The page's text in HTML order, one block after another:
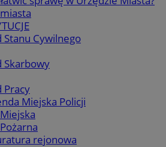
Stanu Cywilnego
Skarbowy
Pracy
Miejska Policji
rejonowa